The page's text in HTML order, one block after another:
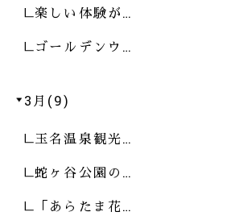
楽しい体験が…
ゴールデンウ…
3月(9)
玉名温泉観光…
蛇ヶ谷公園の…
「あらたま花…